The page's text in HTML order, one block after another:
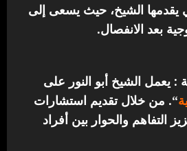
يقدمها الشيخ، حيث يسعى إلى
بعد الانفصال.
يعمل الشيخ أبو النور على
“. من خلال تقديم استشارات
التفاهم والحوار بين أفراد